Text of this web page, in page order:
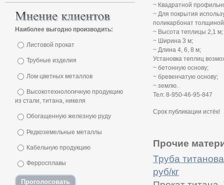
~ Квадратной
~ Для покрытия
поликарбонат
~ Высота теплицы 2,1 м;
~ Ширина 3 м;
~ Длина 4, 6, 8 м;
Установка теплиц
~ бетонную основу;
~ бревенчатую основу;
~ землю.
Тел: 8-950-46-95-847
Срок публикации истёк!
Прочие
Труба
руб/кг
Наиболее выгодно производить:
Листовой прокат
Трубные изделия
Лом цветных металлов
Высокотехнологичную продукцию
из стали, титана, никеля
Обогащенную железную руду
Редкоземельные металлы
Кабельную продукцию
Ферросплавы